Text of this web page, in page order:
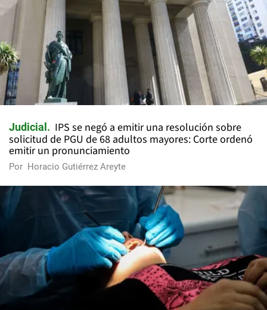
Judicial
IPS se negó a emitir una resolución sobre
solicitud de PGU de 68 adultos mayores: Corte ordenó
emitir un pronunciamiento
Por Horacio Gutiérrez Areyte